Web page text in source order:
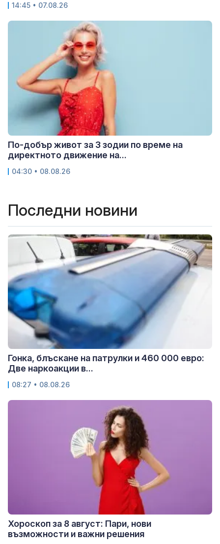
14:45 • 07.08.26
По-добър живот за 3 зодии по време на
директното движение на...
04:30 • 08.08.26
Последни новини
Гонка, блъскане на патрулки и 460 000 евро:
Две наркоакции в...
08:27 • 08.08.26
Хороскоп за 8 август: Пари, нови
възможности и важни решения